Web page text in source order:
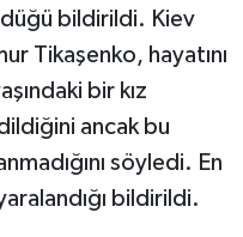
bildirildi. Kiev
Tikaşenko, hayatını
bir kız
ancak bu
söyledi. En
bildirildi.